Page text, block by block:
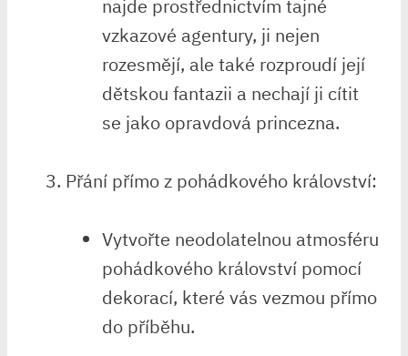
najde prostřednictvím tajné
vzkazové agentury,⁢ ji⁢ nejen⁤
rozesmějí, ale ⁢také rozproudí její
dětskou fantazii ⁤a‌ nechají ji cítit‌
se jako opravdová ⁤princezna.
Přání přímo z pohádkového království:
Vytvořte neodolatelnou atmosféru
pohádkového království pomocí
dekorací, které vás⁤ vezmou přímo
‌do příběhu.